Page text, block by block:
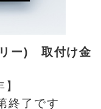
ー) 取付け金
終了です